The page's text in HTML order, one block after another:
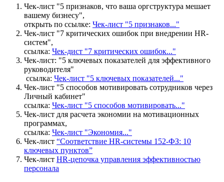
Чек-лист "5 признаков, что ваша оргструктура мешает
вашему бизнесу",
открыть по ссылке: Чек-лист "5 признаков..."
Чек-лист "7 критических ошибок при внедрении HR-
систем",
ссылка: Чек-дист "7 критических ошибок..."
Чек-лист: "5 ключевых показателей для эффективного
руководителя"
ссылка: Чек-лист "5 ключевых показателей..."
Чек-лист "5 способов мотивировать сотрудников через
Личный кабинет"
ссылка: Чек-лист "5 способов мотивировать..."
Чек-лист для расчета экономии на мотивационных
программах,
ссылка: Чек-лист "Экономия..."
Чек-лист “Соответствие HR-системы 152-ФЗ: 10
ключевых пунктов”
Чек-лист HR-цепочка управления эффективностью
персонала